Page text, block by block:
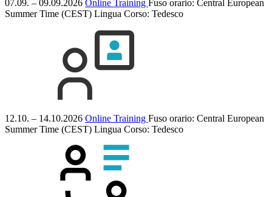
07.09. – 09.09.2026 Online Training Fuso orario: Central European
Summer Time (CEST) Lingua Corso: Tedesco
12.10. – 14.10.2026 Online Training Fuso orario: Central European
Summer Time (CEST) Lingua Corso: Tedesco